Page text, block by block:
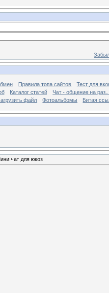
Правила топа сайтов
Тест для
Каталог статей
Чат - общение на
файл Фотоальбомы Битая
чат для юкоз